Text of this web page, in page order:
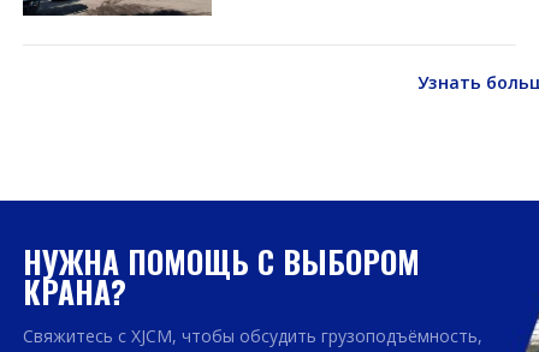
Узнать
НУЖНА ПОМОЩЬ С ВЫБОРОМ
КРАНА?
Свяжитесь с XJCM, чтобы обсудить грузоподъёмность,